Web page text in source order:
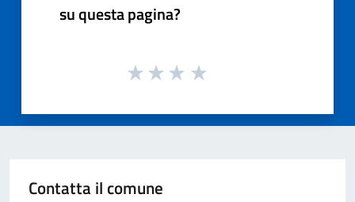
su questa pagina?
Contatta il comune